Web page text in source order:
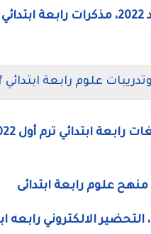
مذكرات الصف الرابع الابتدائى جميع مواد العام الدراسي الجديد 2022،
دفتر تحضير العلوم للصف الرابع الإبتدائى المنهج الجديد 2022، التحضير